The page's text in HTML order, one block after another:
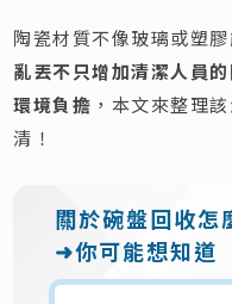
陶瓷材質不像玻璃或塑膠
亂丟不只增加清潔人員
環境負擔 ，本文來整理
清！
關於碗盤回收怎
➜你可能想知道